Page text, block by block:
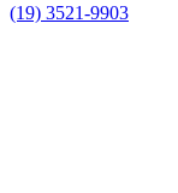
(19) 3521-9903